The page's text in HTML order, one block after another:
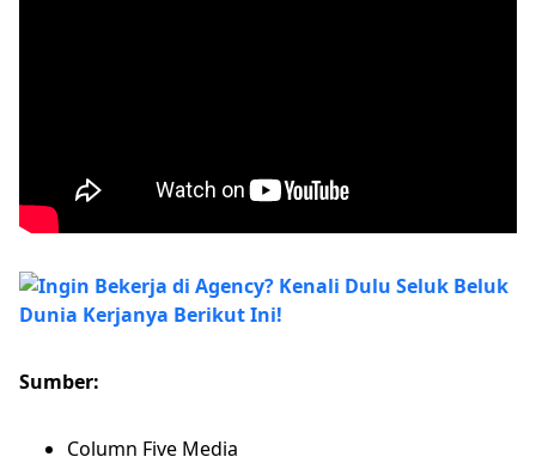
Sumber:
Column Five Media